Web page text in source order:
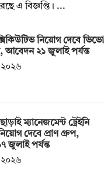
এ বিজ্ঞপ্তি। ...
নিয়োগ দেবে ভিভো
আবেদন ২১ জুলাই পর্যন্ত
ম্যানেজমেন্ট ট্রেইনি
দেবে প্রাণ গ্রুপ,
জুলাই পর্যন্ত